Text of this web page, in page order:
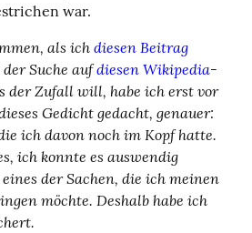
war.
als ich diesen Beitrag
Suche auf diesen Wikipedia-
der Zufall will, habe ich erst vor
Gedicht gedacht, genauer:
ich davon noch im Kopf hatte.
ich konnte es auswendig
der Sachen, die ich meinen
möchte. Deshalb habe ich